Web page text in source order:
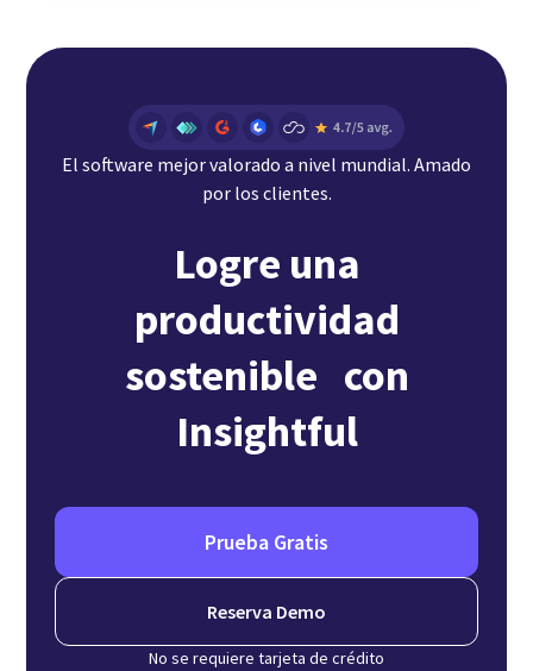
El software mejor valorado a nivel mundial. Amado
por los clientes.
Logre una
productividad
sostenible con
Insightful
Prueba Gratis
Reserva Demo
No se requiere tarjeta de crédito